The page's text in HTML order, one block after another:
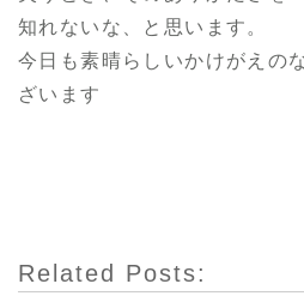
知れないな、と思います。
今日も素晴らしいかけがえの
ざいます
Related Posts: